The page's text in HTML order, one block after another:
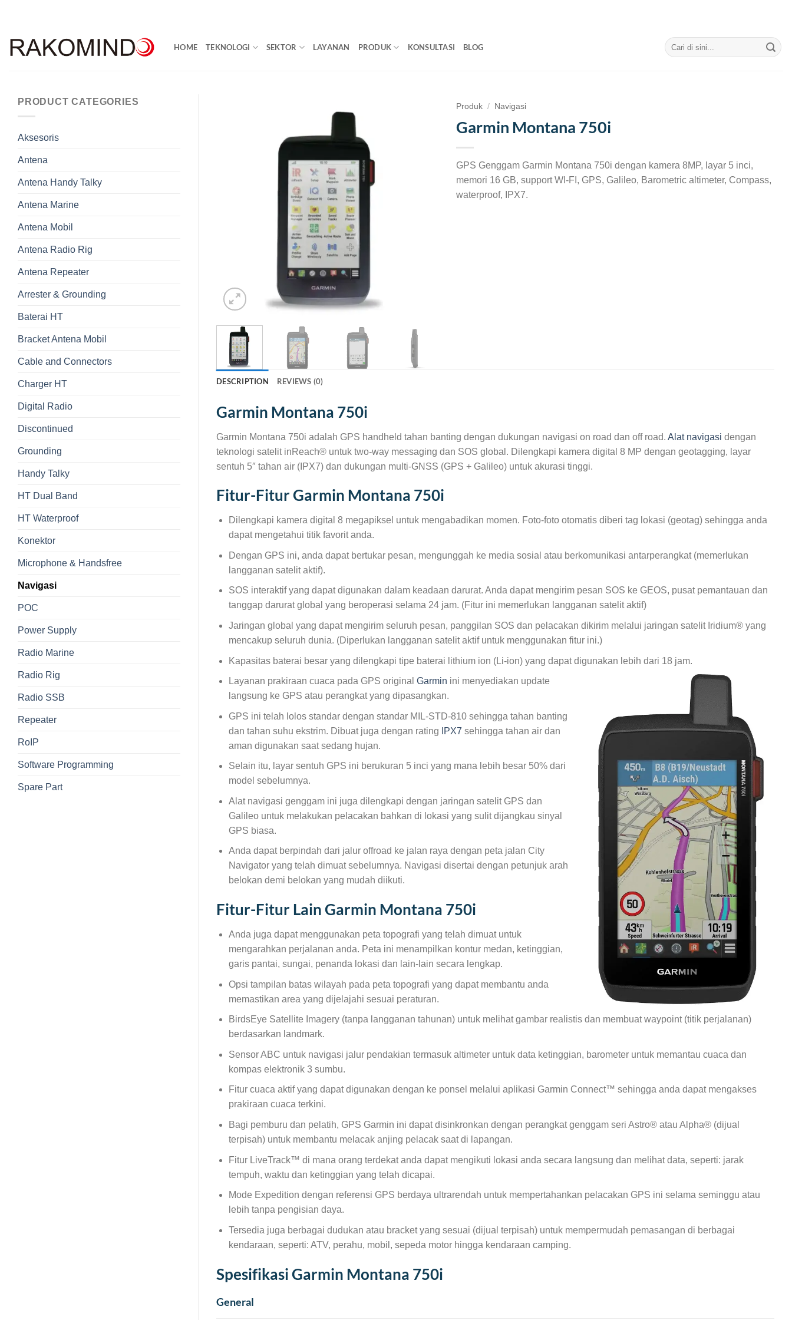
HOME TEKNOLOGI SEKTOR LAYANAN PRODUK KONSULTASI BLOG
Search
for:
PRODUCT CATEGORIES
Aksesoris
Antena
Antena Handy Talky
Antena Marine
Antena Mobil
Antena Radio Rig
Antena Repeater
Arrester & Grounding
Baterai HT
Bracket Antena Mobil
Cable and Connectors
Charger HT
Digital Radio
Discontinued
Grounding
Handy Talky
HT Dual Band
HT Waterproof
Konektor
Microphone & Handsfree
Navigasi
POC
Power Supply
Radio Marine
Radio Rig
Radio SSB
Repeater
RoIP
Software Programming
Spare Part
Produk / Navigasi
Garmin Montana 750i
GPS Genggam Garmin Montana 750i dengan kamera 8MP, layar 5 inci,
memori 16 GB, support WI-FI, GPS, Galileo, Barometric altimeter, Compass,
waterproof, IPX7.
DESCRIPTION REVIEWS (0)
Garmin Montana 750i
Garmin Montana 750i adalah GPS handheld tahan banting dengan dukungan navigasi on road dan off road. Alat navigasi dengan
teknologi satelit inReach® untuk two-way messaging dan SOS global. Dilengkapi kamera digital 8 MP dengan geotagging, layar
sentuh 5″ tahan air (IPX7) dan dukungan multi-GNSS (GPS + Galileo) untuk akurasi tinggi.
Fitur-Fitur Garmin Montana 750i
Dilengkapi kamera digital 8 megapiksel untuk mengabadikan momen. Foto-foto otomatis diberi tag lokasi (geotag) sehingga anda
dapat mengetahui titik favorit anda.
Dengan GPS ini, anda dapat bertukar pesan, mengunggah ke media sosial atau berkomunikasi antarperangkat (memerlukan
langganan satelit aktif).
SOS interaktif yang dapat digunakan dalam keadaan darurat. Anda dapat mengirim pesan SOS ke GEOS, pusat pemantauan dan
tanggap darurat global yang beroperasi selama 24 jam. (Fitur ini memerlukan langganan satelit aktif)
Jaringan global yang dapat mengirim seluruh pesan, panggilan SOS dan pelacakan dikirim melalui jaringan satelit Iridium® yang
mencakup seluruh dunia. (Diperlukan langganan satelit aktif untuk menggunakan fitur ini.)
Kapasitas baterai besar yang dilengkapi tipe baterai lithium ion (Li-ion) yang dapat digunakan lebih dari 18 jam.
Layanan prakiraan cuaca pada GPS original Garmin ini menyediakan update
langsung ke GPS atau perangkat yang dipasangkan.
GPS ini telah lolos standar dengan standar MIL-STD-810 sehingga tahan banting
dan tahan suhu ekstrim. Dibuat juga dengan rating
IPX7 sehingga tahan air dan
aman digunakan saat sedang hujan.
Selain itu, layar sentuh GPS ini berukuran 5 inci yang mana lebih besar 50% dari
model sebelumnya.
Alat navigasi genggam ini juga dilengkapi dengan jaringan satelit GPS dan
Galileo untuk melakukan pelacakan bahkan di lokasi yang sulit dijangkau sinyal
GPS biasa.
Anda dapat berpindah dari jalur offroad ke jalan raya dengan peta jalan City
Navigator yang telah dimuat sebelumnya. Navigasi disertai dengan petunjuk arah
belokan demi belokan yang mudah diikuti.
Fitur-Fitur Lain Garmin Montana 750i
Anda juga dapat menggunakan peta topografi yang telah dimuat untuk
mengarahkan perjalanan anda. Peta ini menampilkan kontur medan, ketinggian,
garis pantai, sungai, penanda lokasi dan lain-lain secara lengkap.
Opsi tampilan batas wilayah pada peta topografi yang dapat membantu anda
memastikan area yang dijelajahi sesuai peraturan.
BirdsEye Satellite Imagery (tanpa langganan tahunan) untuk melihat gambar realistis dan membuat waypoint (titik perjalanan)
berdasarkan landmark.
Sensor ABC untuk navigasi jalur pendakian termasuk altimeter untuk data ketinggian, barometer untuk memantau cuaca dan
kompas elektronik 3 sumbu.
Fitur cuaca aktif yang dapat digunakan dengan ke ponsel melalui aplikasi Garmin Connect™ sehingga anda dapat mengakses
prakiraan cuaca terkini.
Bagi pemburu dan pelatih, GPS Garmin ini dapat disinkronkan dengan perangkat genggam seri Astro® atau Alpha® (dijual
terpisah) untuk membantu melacak anjing pelacak saat di lapangan.
Fitur LiveTrack™ di mana orang terdekat anda dapat mengikuti lokasi anda secara langsung dan melihat data, seperti: jarak
tempuh, waktu dan ketinggian yang telah dicapai.
Mode Expedition dengan referensi GPS berdaya ultrarendah untuk mempertahankan pelacakan GPS ini selama seminggu atau
lebih tanpa pengisian daya.
Tersedia juga berbagai dudukan atau bracket yang sesuai (dijual terpisah) untuk mempermudah pemasangan di berbagai
kendaraan, seperti: ATV, perahu, mobil, sepeda motor hingga kendaraan camping.
Spesifikasi Garmin Montana 750i
General